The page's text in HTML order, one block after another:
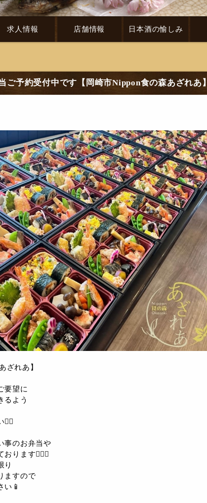
求人情報 店舗情報 日本酒の愉しみ
ご予約受付中です【岡崎市Nippon食の森あざれあ】
ざれあ】
要望に
るよう
事のお弁当や
ります💁🏻‍♂️
り
ますので
い📱